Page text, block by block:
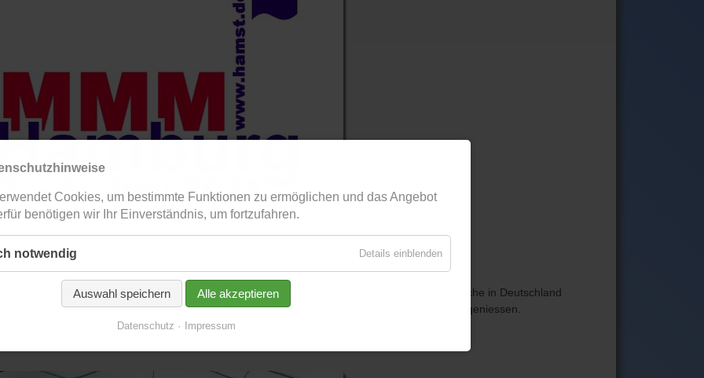
durften wir der zentrale Stammtisch der Märklinisten sein. Wir hatten alle Märklin-Stammtische in Deutschland
mit uns 4 schöne Tage rund um das Thema Eisenbahn in groß und im Modell von Märklin zu geniessen.
Cookies, um bestimmte Funktionen zu ermöglichen und das Angebot
benötigen wir Ihr Einverständnis, um fortzufahren.
notwendig Details einblenden
Auswahl speichern Alle akzeptieren
Datenschutz Impressum